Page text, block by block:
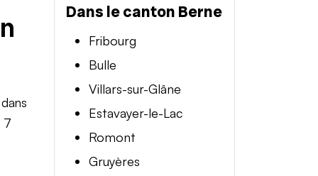
7
Dans le canton Berne
Fribourg
Bulle
Villars-sur-Glâne
Estavayer-le-Lac
Romont
Gruyères